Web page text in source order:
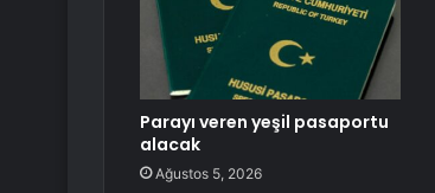
Parayı veren yeşil pasaportu
alacak
Ağustos 5, 2026